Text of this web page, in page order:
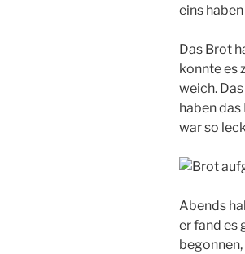
eins
Das Brot
konnte es
weich.
haben
war so
Abends
er fand es